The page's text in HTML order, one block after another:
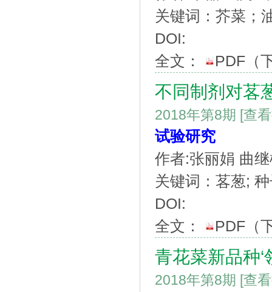
关键词：芥菜；
DOI:
全文：
PDF （
不同制剂对茖
2018年第8期 [查
试验研究
作者:张丽娟 曲
关键词：茖葱;
DOI:
全文：
PDF （
青花菜新品种‘
2018年第8期 [查